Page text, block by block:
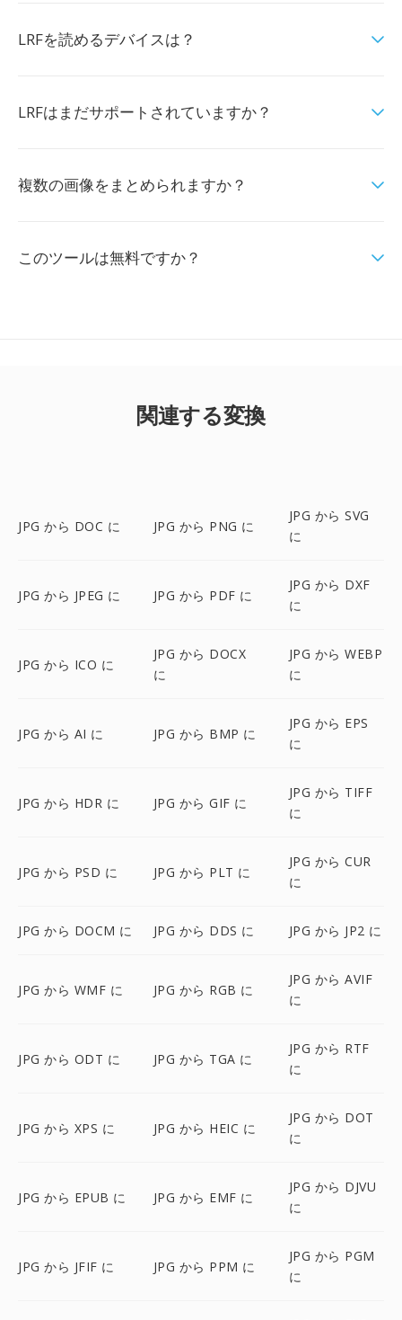
LRFを読めるデバイスは？
LRFはまだサポートされていますか？
複数の画像をまとめられますか？
このツールは無料ですか？
関連する変換
JPG から DOC に JPG から PNG に
JPG から SVG
に
JPG から JPEG に JPG から PDF に
JPG から DXF
に
JPG から ICO に
JPG から DOCX
に
JPG から WEBP
に
JPG から AI に JPG から BMP に
JPG から EPS
に
JPG から HDR に JPG から GIF に
JPG から TIFF
に
JPG から PSD に JPG から PLT に
JPG から CUR
に
JPG から DOCM に JPG から DDS に JPG から JP2 に
JPG から WMF に JPG から RGB に
JPG から AVIF
に
JPG から ODT に JPG から TGA に
JPG から RTF
に
JPG から XPS に JPG から HEIC に
JPG から DOT
に
JPG から EPUB に JPG から EMF に
JPG から DJVU
に
JPG から JFIF に JPG から PPM に
JPG から PGM
に